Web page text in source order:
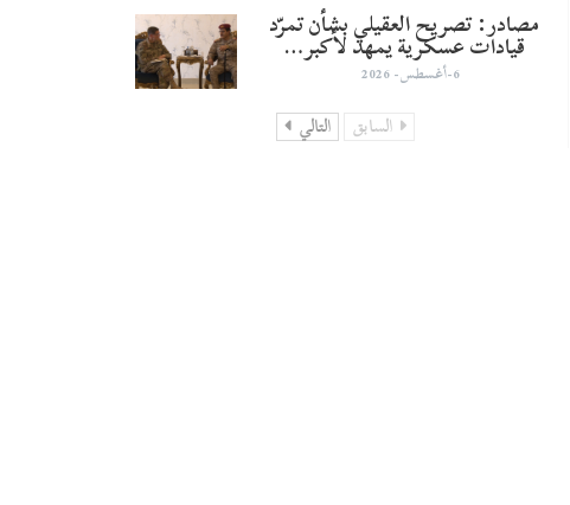
مصادر: تصريح العقيلي بشأن تمرّد
قيادات عسكرية يمهد لأكبر…
6-أغسطس- 2026
السابق التالي